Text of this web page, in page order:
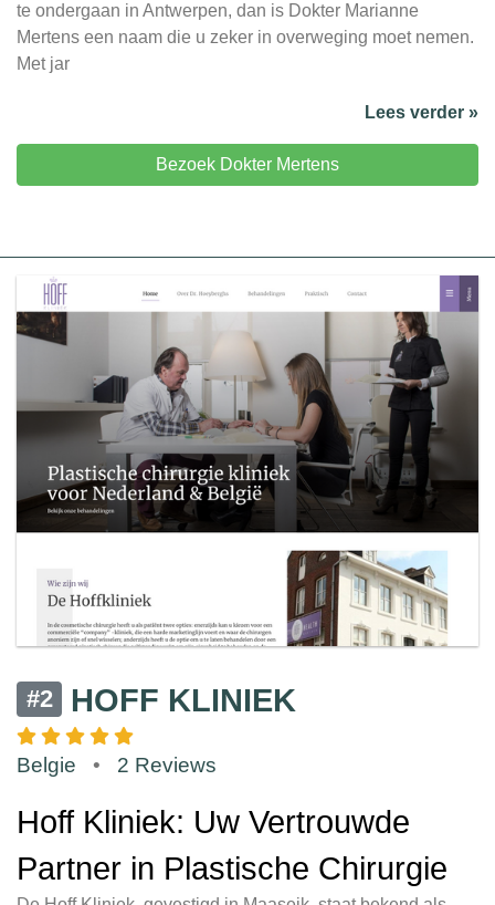
te ondergaan in Antwerpen, dan is Dokter Marianne
Mertens een naam die u zeker in overweging moet nemen.
Met jar
Lees verder »
Bezoek Dokter Mertens
#2 HOFF KLINIEK
Belgie • 2 Reviews
Hoff Kliniek: Uw Vertrouwde
Partner in Plastische Chirurgie